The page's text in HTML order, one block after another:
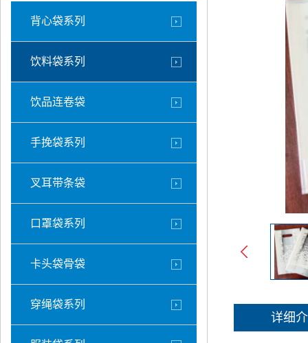
背心袋系列
饮料袋系列
饮品连卷袋
手挽袋系列
叉耳带条袋
口罩袋系列
卡头袋骨袋
穿绳袋系列
详细